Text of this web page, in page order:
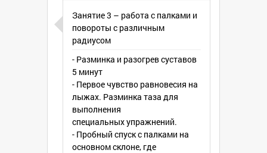
Занятие 3 – работа с палками и
повороты с различным
радиусом
- Разминка и разогрев суставов
5 минут
- Первое чувство равновесия на
лыжах. Разминка таза для
выполнения
специальных упражнений.
- Пробный спуск с палками на
основном склоне, где